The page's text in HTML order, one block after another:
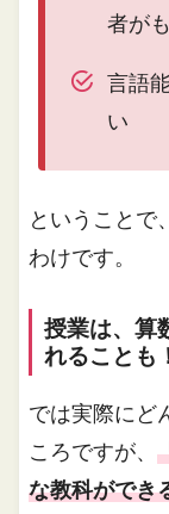
者が
言語
い
ということで
わけです。
授業は、算
れることも
では実際にど
ころですが、
な教科ができ